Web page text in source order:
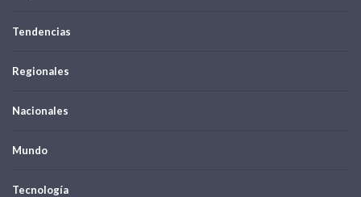
Tendencias
Regionales
Nacionales
Mundo
Tecnología